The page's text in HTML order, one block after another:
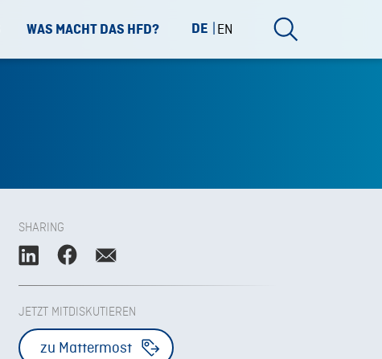
WAS MACHT DAS HFD? DE EN
SHARING
JETZT MITDISKUTIEREN
zu Mattermost